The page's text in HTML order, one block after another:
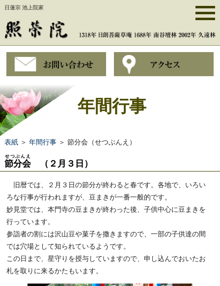
日蓮宗 池上院家
年間行事
表紙＞ 年間行事 ＞ 節分会（せつぶんえ）
節分会
せつぶんえ
（２月３日）
旧暦では、２月３日の節分が終わると春です。各地で、いろい
ろな行事が行われますが、豆まきが一番一般的です。
妙見堂では、本門寺の豆まきが終わった後、子供中心に豆まきを
行っています。
参詣者の割には沢山豆や菓子を撒きますので、一部の子供達の間
では穴場として知られているようです。
この日まで、星守りを授与していますので、申し込んでおいたお
札を取りに来るかたもいます。